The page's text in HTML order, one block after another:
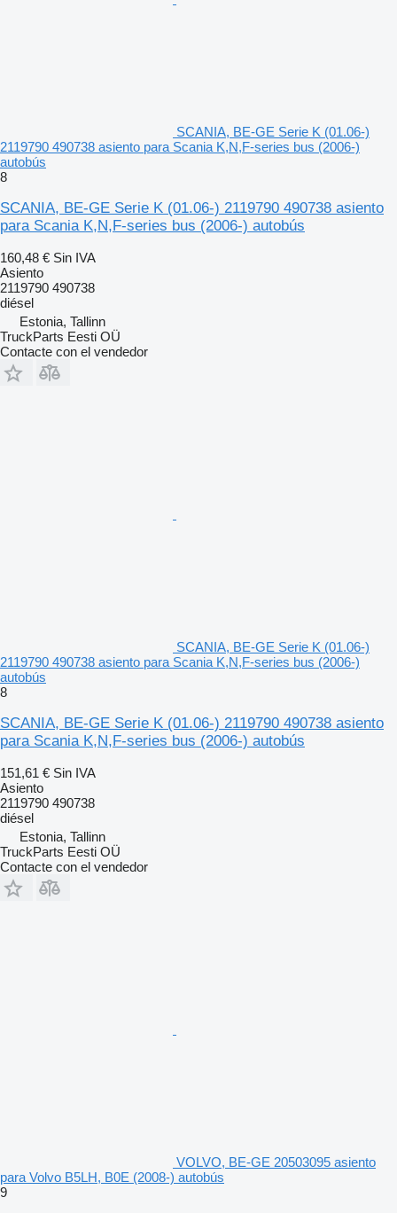
SCANIA, BE-GE Serie K (01.06-)
2119790 490738 asiento para Scania K,N,F-series bus (2006-)
autobús
8
SCANIA, BE-GE Serie K (01.06-) 2119790 490738 asiento
para Scania K,N,F-series bus (2006-) autobús
160,48 € Sin IVA
Asiento
2119790 490738
diésel
Estonia, Tallinn
TruckParts Eesti OÜ
Contacte con el vendedor
SCANIA, BE-GE Serie K (01.06-)
2119790 490738 asiento para Scania K,N,F-series bus (2006-)
autobús
8
SCANIA, BE-GE Serie K (01.06-) 2119790 490738 asiento
para Scania K,N,F-series bus (2006-) autobús
151,61 € Sin IVA
Asiento
2119790 490738
diésel
Estonia, Tallinn
TruckParts Eesti OÜ
Contacte con el vendedor
VOLVO, BE-GE 20503095 asiento
para Volvo B5LH, B0E (2008-) autobús
9